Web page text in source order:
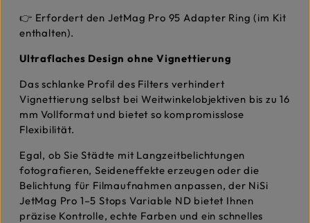
👉 Erfordert den JetMag Pro 95 Adapter Ring (im Kit
enthalten).
Ultraflaches Design ohne Vignettierung
Das schlanke Profil des Filters verhindert
Vignettierung selbst bei Weitwinkelobjektiven bis zu 16
mm Vollformat und bietet so kompromisslose
Flexibilität.
Egal, ob Sie Städte mit Langzeitbelichtungen
fotografieren, Seideneffekte erzeugen oder die
Belichtung für Filmaufnahmen anpassen, der NiSi
JetMag Pro 1–5 Stops Variable ND bietet Ihnen
präzise Kontrolle, echte Farben und ein schnelles